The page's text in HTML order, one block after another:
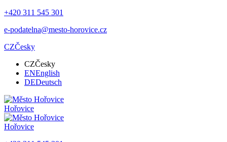
+420 311 545 301
e-podatelna@mesto-horovice.cz
CZČesky
CZČesky
ENEnglish
DEDeutsch
Hořovice
Hořovice